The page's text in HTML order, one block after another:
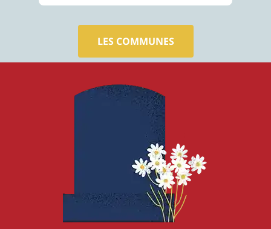
LES COMMUNES